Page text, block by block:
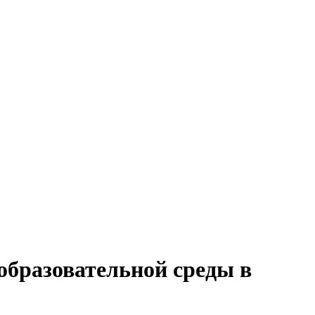
среды в